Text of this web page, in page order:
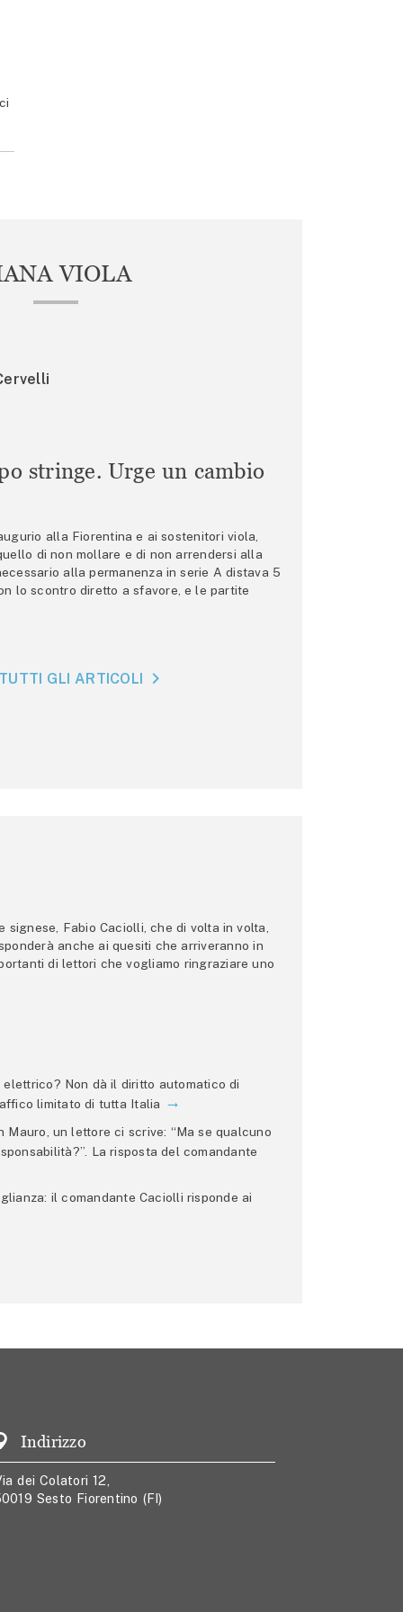
VIOLA
stringe. Urge un cambio
alla Fiorentina e ai sostenitori viola,
di non mollare e di non arrendersi alla
alla permanenza in serie A distava 5
lo scontro diretto a sfavore, e le partite
GLI ARTICOLI
Fabio Caciolli, che di volta in volta,
anche ai quesiti che arriveranno in
di lettori che vogliamo ringraziare uno
Non dà il diritto automatico di
limitato di tutta Italia
Mauro, un lettore ci scrive: “Ma se qualcuno
La risposta del comandante
il comandante Caciolli risponde ai
Indirizzo
dei Colatori 12,
Sesto Fiorentino (FI)